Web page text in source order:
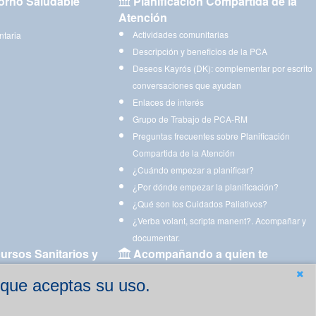
aceptas su uso.
Atención
Actividades comunitarias
Descripción y beneficios de la PCA
Deseos Kayrós (DK): complementar por escrito
conversaciones que ayudan
Enlaces de interés
Grupo de Trabajo de PCA-RM
Preguntas frecuentes sobre Planificación
Compartida de la Atención
¿Cuándo empezar a planificar?
¿Por dónde empezar la planificación?
¿Qué son los Cuidados Paliativos?
¿Verba volant, scripta manent?. Acompañar y
documentar.
Sanitarios y
Acompañando a quien te
Aplicaciones para descargar